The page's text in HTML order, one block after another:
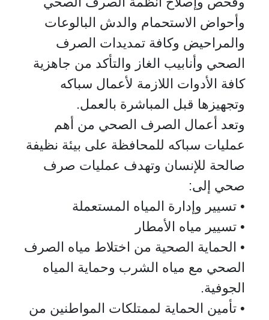
وأحواض الاستحمام والدش البالوعات
والمراحيض وكافة تمديدات الصرف
الصحي وأنابيب الغاز والتأكد من جاهزية
كافة الأدوات اللازمة لأعمال سباكه
وتجهيزها قبل المباشرة بالعمل.
وتعد أعمال الصرف الصحي من أهم
عمليات سباكه للمحافظة على بيئة نظيفة
صالحة للإنسان وتهدف عمليات صرف
صحي إلى:
• تسيير وإدارة المياه المستعملة
• تسيير مياه الأمطار
• الحماية الصحية من اختلاط مياه الصرف
الصحي مع مياه الشرب وحماية المياه
الجوفية.
• تأمين الحماية لممتلكات المواطنين من